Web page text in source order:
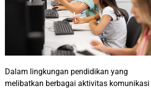
Dalam lingkungan pendidikan yang
melibatkan berbagai aktivitas komunikasi